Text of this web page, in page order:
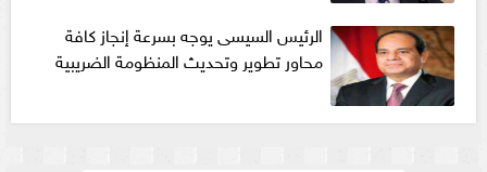
الرئيس السيسى يوجه بسرعة إنجاز كافة
محاور تطوير وتحديث المنظومة الضريبية